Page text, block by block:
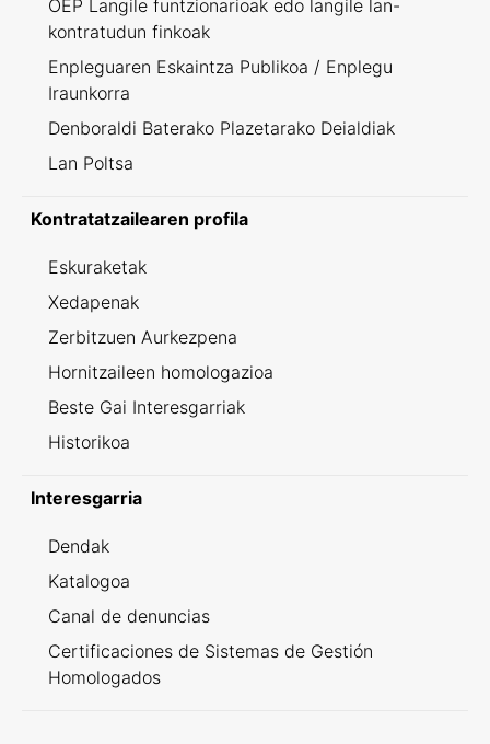
OEP Langile funtzionarioak edo langile lan-
kontratudun finkoak
Enpleguaren Eskaintza Publikoa / Enplegu
Iraunkorra
Denboraldi Baterako Plazetarako Deialdiak
Lan Poltsa
Kontratatzailearen profila
Eskuraketak
Xedapenak
Zerbitzuen Aurkezpena
Hornitzaileen homologazioa
Beste Gai Interesgarriak
Historikoa
Interesgarria
Dendak
Katalogoa
Canal de denuncias
Certificaciones de Sistemas de Gestión
Homologados